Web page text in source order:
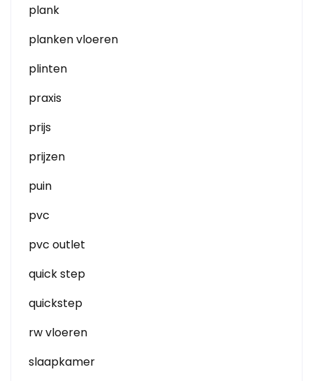
plank
planken vloeren
plinten
praxis
prijs
prijzen
puin
pvc
pvc outlet
quick step
quickstep
rw vloeren
slaapkamer